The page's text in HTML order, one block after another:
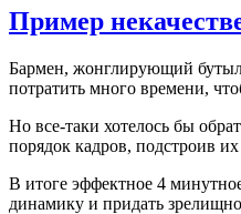
Пример
Бармен, жонглирующий
потратить много времени,
Но все-таки хотелось бы
порядок кадров, подстроив
В итоге эффектное 4
динамику и придать